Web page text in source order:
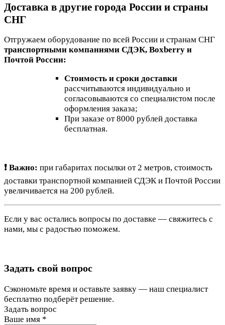
Доставка в другие города России и страны
СНГ
Отгружаем оборудование по всей России и странам СНГ
транспортными компаниями СДЭК, Boxberry и
Почтой России:
Стоимость и сроки доставки
рассчитываются индивидуально и
согласовываются со специалистом после
оформления заказа;
При заказе от 8000 рублей доставка
бесплатная.
❗ Важно: при габаритах посылки от 2 метров, стоимость
доставки транспортной компанией СДЭК и Почтой России
увеличивается на 200 рублей.
Если у вас остались вопросы по доставке — свяжитесь с
нами, мы с радостью поможем.
Задать свой вопрос
Сэкономьте время и оставьте заявку — наш специалист
бесплатно подберёт решение.
Задать вопрос
Ваше имя *